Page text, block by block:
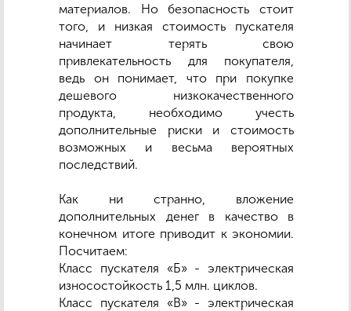
материалов. Но безопасность стоит
того, и низкая стоимость пускателя
начинает терять свою
привлекательность для покупателя,
ведь он понимает, что при покупке
дешевого низкокачественного
продукта, необходимо учесть
дополнительные риски и стоимость
возможных и весьма вероятных
последствий.
Как ни странно, вложение
дополнительных денег в качество в
конечном итоге приводит к экономии.
Посчитаем:
Класс пускателя «Б» - электрическая
износостойкость 1,5 млн. циклов.
Класс пускателя «В» - электрическая